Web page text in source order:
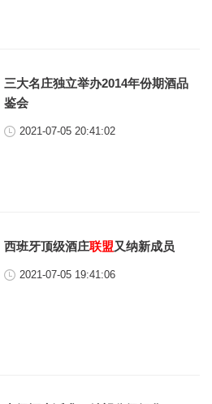
三大名庄独立举办2014年份期酒品
鉴会
2021-07-05 20:41:02
西班牙顶级酒庄联盟又纳新成员
2021-07-05 19:41:06